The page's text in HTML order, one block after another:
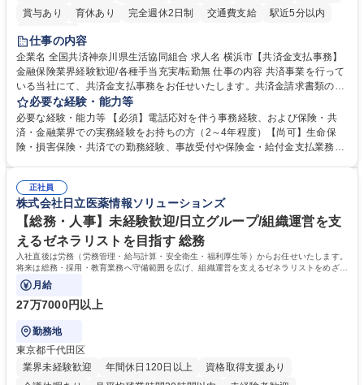
賞与あり
育休あり 完全週休2日制 交通費支給
駅近5分以内
土日祝休み
仕事の内容
企業名 全国共済神奈川県生活協同組合 求人名 横浜市【共済金支払事務】
金融保険業界経験歓迎/各種手当充実/転勤無 仕事の内容 共済事業を行って
いる当社にて、共済金支払事務をお任せいたします。共済金請求書類の受
付・内容確認・審査・データ入力のほか、加入者様や医療機関等からの問
い合わせ電話対応や書類発送等を担当します。 ■共済金請求書類の受付、
内容確認、および共済金支払に関する審査・事務処理業務全般を担当 ■専
用システムへのデータ入力、各種必要書類の作成・発送作業 ■加入者様や
指定する業務 募集職種 横浜市【共済金支払事務】金融保険業界経験歓迎/
各種手当充実/転勤無
必要な経験・能力等
必要な経験・能力等 【必須】電話応対を伴う事務経験、および保険・共
済・金融業界での実務経験をお持ちの方（2～4年程度）【尚可】生命保
険・損害保険・共済での勤務経験、事故受付や保険金・給付金支払業務経
務へのキャリアチェンジ希望者も大歓迎です！ 学歴・資格 学歴：大学院
大学 高専 短大 専修学校 高校 語学力： 資格：
正社員
株式会社日立医薬情報ソリューションズ
【総務・人事】未経験歓迎/日立グループ/組織運営を支
えるゼネラリストを目指す 総務
入社直後は労務（労務管理・給与計算・安全衛生・福利厚生等）からお任せいたします。
将来は総務・採用・教育業務へ守備範囲を広げ、組織運営を支えるゼネラリストをめざせ
ます。
月給
27万7000円以上
勤務地
東京都千代田区
業界未経験歓迎
年間休日120日以上
資格取得支援あり